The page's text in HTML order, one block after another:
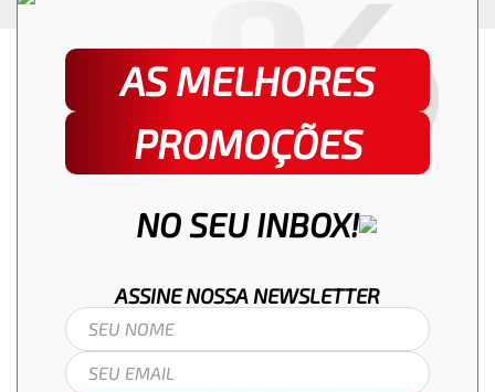
AS MELHORES
PROMOÇÕES
NO SEU INBOX!
ASSINE NOSSA NEWSLETTER